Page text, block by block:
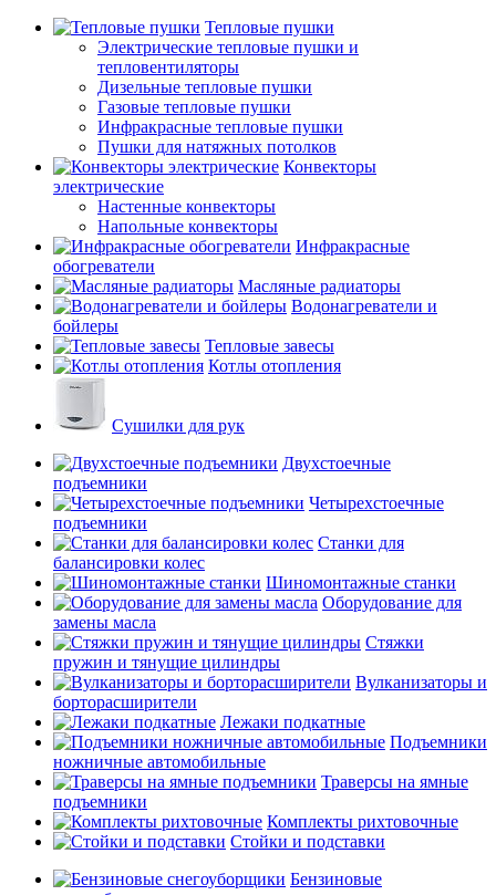
Тепловые пушки
Электрические тепловые пушки и
тепловентиляторы
Дизельные тепловые пушки
Газовые тепловые пушки
Инфракрасные тепловые пушки
Пушки для натяжных потолков
Конвекторы
электрические
Настенные конвекторы
Напольные конвекторы
Инфракрасные
обогреватели
Масляные радиаторы
Водонагреватели и
бойлеры
Тепловые завесы
Котлы отопления
Сушилки для рук
Двухстоечные
подъемники
Четырехстоечные
подъемники
Станки для
балансировки колес
Шиномонтажные станки
Оборудование для
замены масла
Стяжки
пружин и тянущие цилиндры
Вулканизаторы и
борторасширители
Лежаки подкатные
Подъемники
ножничные автомобильные
Траверсы на ямные
подъемники
Комплекты рихтовочные
Стойки и подставки
Бензиновые